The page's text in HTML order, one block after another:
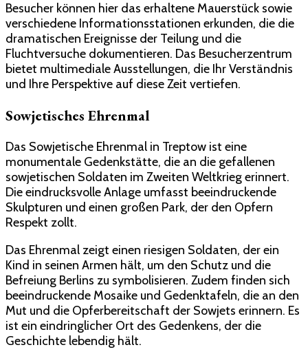
Besucher können hier das erhaltene Mauerstück sowie
verschiedene Informationsstationen erkunden, die die
dramatischen Ereignisse der Teilung und die
Fluchtversuche dokumentieren. Das Besucherzentrum
bietet multimediale Ausstellungen, die Ihr Verständnis
und Ihre Perspektive auf diese Zeit vertiefen.
Sowjetisches Ehrenmal
Das Sowjetische Ehrenmal in Treptow ist eine
monumentale Gedenkstätte, die an die gefallenen
sowjetischen Soldaten im Zweiten Weltkrieg erinnert.
Die eindrucksvolle Anlage umfasst beeindruckende
Skulpturen und einen großen Park, der den Opfern
Respekt zollt.
Das Ehrenmal zeigt einen riesigen Soldaten, der ein
Kind in seinen Armen hält, um den Schutz und die
Befreiung Berlins zu symbolisieren. Zudem finden sich
beeindruckende Mosaike und Gedenktafeln, die an den
Mut und die Opferbereitschaft der Sowjets erinnern. Es
ist ein eindringlicher Ort des Gedenkens, der die
Geschichte lebendig hält.